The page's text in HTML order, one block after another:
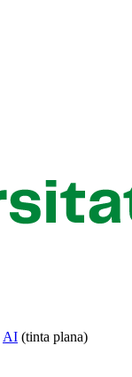
AI (tinta plana)